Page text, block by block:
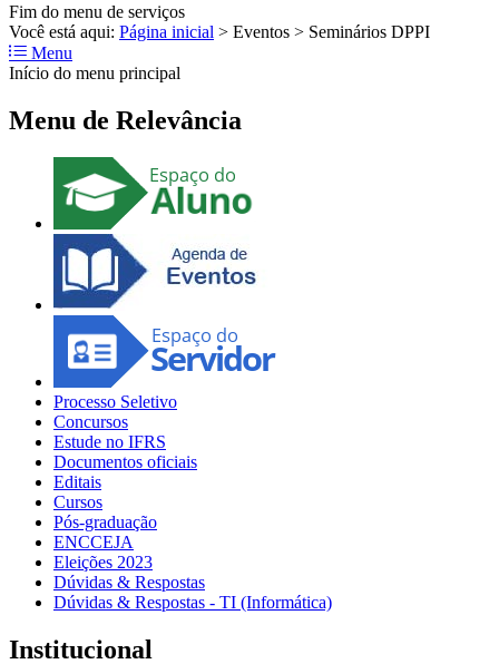
Fim do menu de serviços
Você está aqui: Página inicial > Eventos > Seminários DPPI
Menu
Início do menu principal
Menu de Relevância
Processo Seletivo
Concursos
Estude no IFRS
Documentos oficiais
Editais
Cursos
Pós-graduação
ENCCEJA
Eleições 2023
Dúvidas & Respostas
Dúvidas & Respostas - TI (Informática)
Institucional